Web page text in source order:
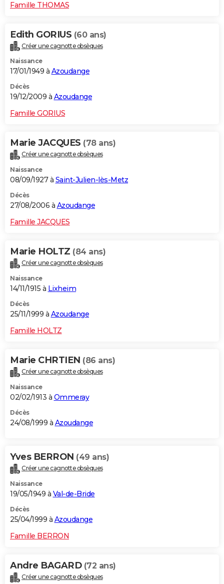
Famille THOMAS
Edith GORIUS (60 ans)
Créer une cagnotte obsèques
Naissance
17/01/1949 à Azoudange
Décès
19/12/2009 à Azoudange
Famille GORIUS
Marie JACQUES (78 ans)
Créer une cagnotte obsèques
Naissance
08/09/1927 à Saint-Julien-lès-Metz
Décès
27/08/2006 à Azoudange
Famille JACQUES
Marie HOLTZ (84 ans)
Créer une cagnotte obsèques
Naissance
14/11/1915 à Lixheim
Décès
25/11/1999 à Azoudange
Famille HOLTZ
Marie CHRTIEN (86 ans)
Créer une cagnotte obsèques
Naissance
02/02/1913 à Ommeray
Décès
24/08/1999 à Azoudange
Yves BERRON (49 ans)
Créer une cagnotte obsèques
Naissance
19/05/1949 à Val-de-Bride
Décès
25/04/1999 à Azoudange
Famille BERRON
Andre BAGARD (72 ans)
Créer une cagnotte obsèques